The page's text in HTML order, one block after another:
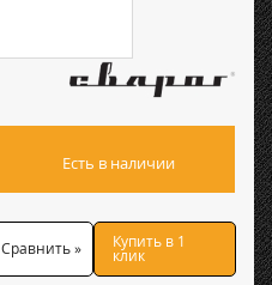
Есть в наличии
Сравнить » Купить в 1
клик